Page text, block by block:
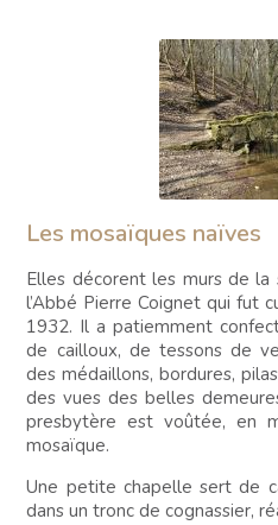
Les mosaïques naïves
Elles décorent les murs de la
l’Abbé Pierre Coignet qui fut
1932. Il a patiemment
de cailloux, de tessons de
des médaillons, bordures,
des vues des belles
presbytère est voûtée, en
mosaïque.
Une petite chapelle sert de
dans un tronc de cognassier,